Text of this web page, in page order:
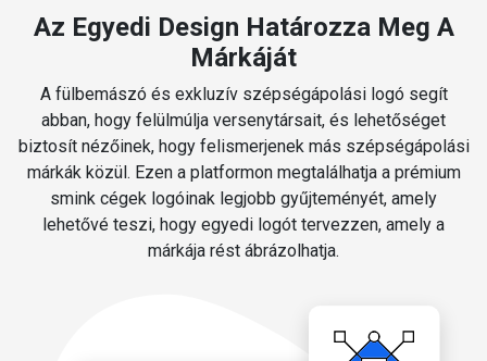
Az Egyedi Design Határozza Meg A
Márkáját
A fülbemászó és exkluzív szépségápolási logó segít
abban, hogy felülmúlja versenytársait, és lehetőséget
biztosít nézőinek, hogy felismerjenek más szépségápolási
márkák közül. Ezen a platformon megtalálhatja a prémium
smink cégek logóinak legjobb gyűjteményét, amely
lehetővé teszi, hogy egyedi logót tervezzen, amely a
márkája rést ábrázolhatja.